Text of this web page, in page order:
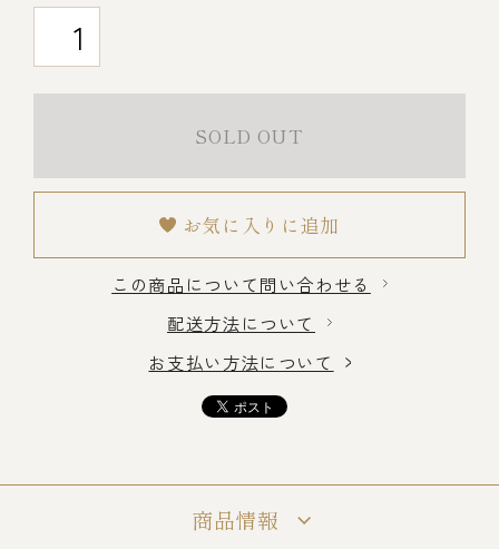
冷蔵商品一覧
伊勢海老料理一覧
季節限定商品
SOLD OUT
お気に入りに追加
この商品について問い合わせる
配送方法について
お支払い方法について
商品情報